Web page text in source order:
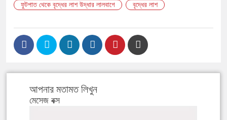
ফুটপাত থেকে বৃদ্ধের লাশ উদ্ধার লালবাগে
বৃদ্ধের লাশ
আপনার মতামত লিখুন
মেসেজ বক্স